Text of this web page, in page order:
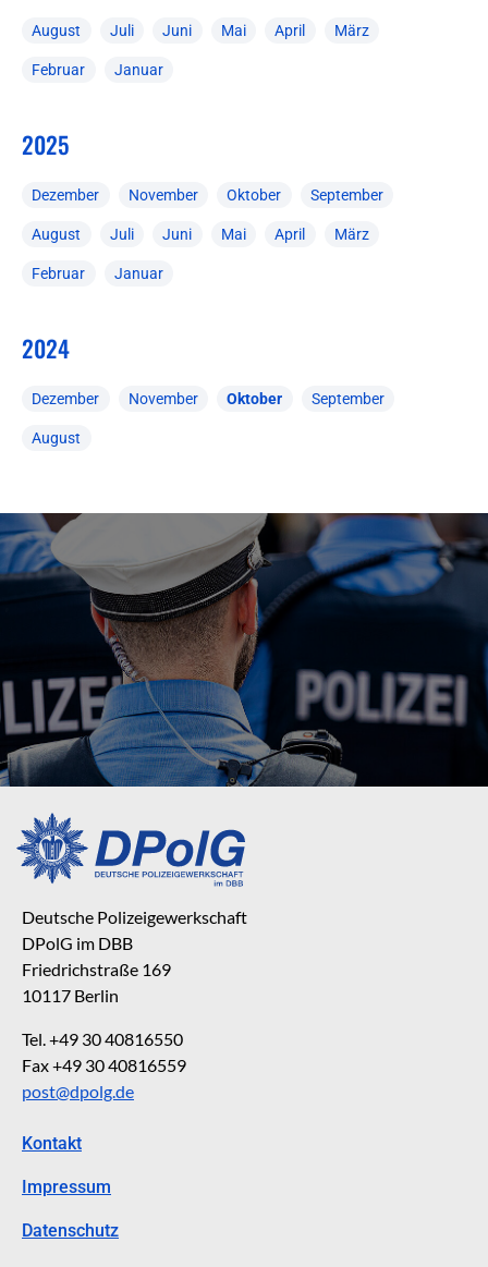
August Juli Juni Mai April März
Februar Januar
2025
Dezember November Oktober September
August Juli Juni Mai April März
Februar Januar
2024
Dezember November Oktober September
August
Deutsche Polizeigewerkschaft
DPolG im DBB
Friedrichstraße 169
10117 Berlin
Tel. +49 30 40816550
Fax +49 30 40816559
post@dpolg.de
Kontakt
Impressum
Datenschutz